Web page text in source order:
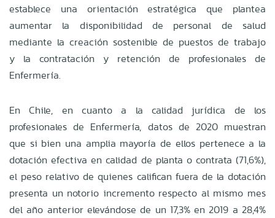
establece una orientación estratégica que plantea
aumentar la disponibilidad de personal de salud
mediante la creación sostenible de puestos de trabajo
y la contratación y retención de profesionales de
Enfermería.
En Chile, en cuanto a la calidad jurídica de los
profesionales de Enfermería, datos de 2020 muestran
que si bien una amplia mayoría de ellos pertenece a la
dotación efectiva en calidad de planta o contrata (71,6%),
el peso relativo de quienes califican fuera de la dotación
presenta un notorio incremento respecto al mismo mes
del año anterior elevándose de un 17,3% en 2019 a 28,4%